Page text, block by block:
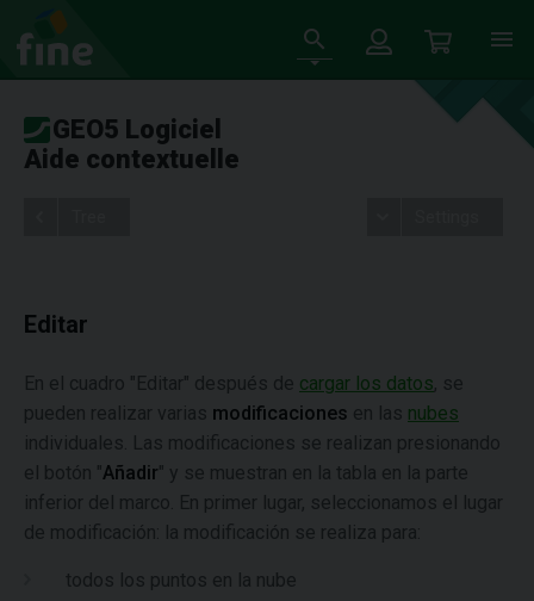
GEO5 Logiciel
Aide contextuelle
Editar
En el cuadro "Editar" después de cargar los datos, se
pueden realizar varias modificaciones en las nubes
individuales. Las modificaciones se realizan presionando
el botón "Añadir" y se muestran en la tabla en la parte
inferior del marco. En primer lugar, seleccionamos el lugar
de modificación: la modificación se realiza para:
todos los puntos en la nube